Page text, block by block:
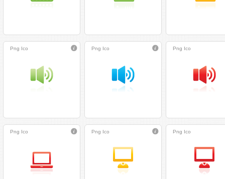
Png Ico Png Ico Png Ico
Png Ico Png Ico Png Ico